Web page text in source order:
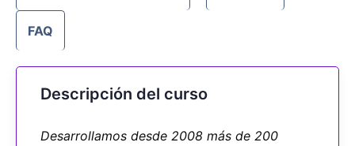
FAQ
Descripción del curso
Desarrollamos desde 2008 más de 200